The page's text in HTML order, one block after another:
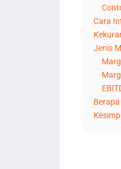
Cara
Jenis